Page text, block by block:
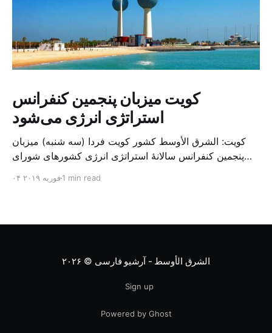
کویت میزبان پنجمین کنفرانس
استراتژی انرژی می‌شود
کویت: الشرق الأوسط کشور کویت فردا (سه شنبه) میزبان
پنجمین کنفرانس سالانهٔ استراتژی انرژی کشورهای شورای
متخصص از شرکت‌های جهانی نفت و گاز در این کنفرانس
۰۴ فوریه ۲۰۱۹1 min read
الشرق الأوسط - آرشیو فارسی © ۲۰۲۶
Sign up
Powered by Ghost